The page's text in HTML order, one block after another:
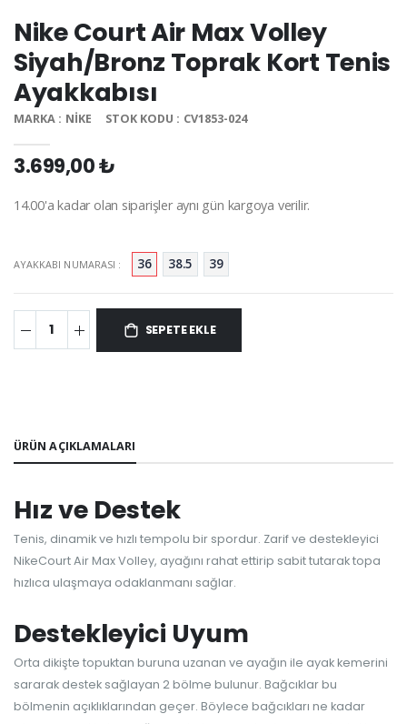
Nike Court Air Max Volley
Siyah/Bronz Toprak Kort Tenis
Ayakkabısı
MARKA : NIKE STOK KODU : CV1853-024
3.699,00 ₺
14.00'a kadar olan siparişler aynı gün kargoya verilir.
AYAKKABI NUMARASI : 36 38.5 39
SEPETE EKLE
ÜRÜN AÇIKLAMALARI
Hız ve Destek
Tenis, dinamik ve hızlı tempolu bir spordur. Zarif ve destekleyici
NikeCourt Air Max Volley, ayağını rahat ettirip sabit tutarak topa
hızlıca ulaşmaya odaklanmanı sağlar.
Destekleyici Uyum
Orta dikişte topuktan buruna uzanan ve ayağın ile ayak kemerini
sararak destek sağlayan 2 bölme bulunur. Bağcıklar bu
bölmenin açıklıklarından geçer. Böylece bağcıkları ne kadar